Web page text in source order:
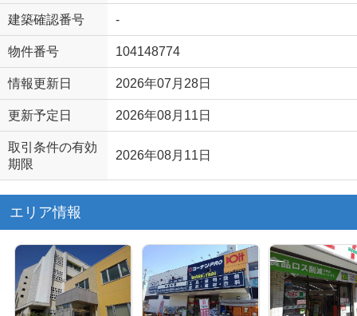
建築確認番号 -
物件番号 104148774
情報更新日 2026年07月28日
更新予定日 2026年08月11日
取引条件の有効
期限
2026年08月11日
エリア情報